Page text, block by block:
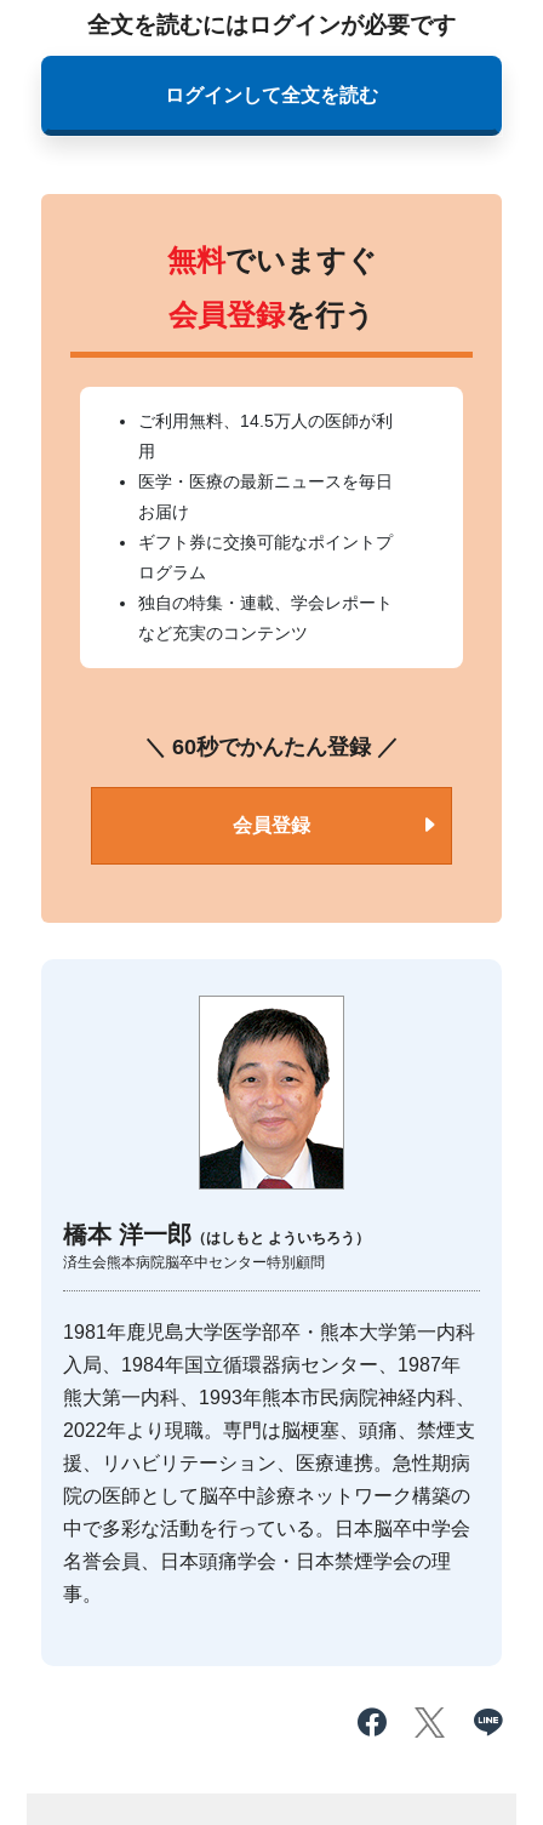
全文を読むにはログインが必要です
ログインして全文を読む
無料でいますぐ
会員登録を行う
ご利用無料、14.5万人の医師が利
用
医学・医療の最新ニュースを毎日
お届け
ギフト券に交換可能なポイントプ
ログラム
独自の特集・連載、学会レポート
など充実のコンテンツ
＼ 60秒でかんたん登録 ／
会員登録
橋本 洋一郎 （はしもと よういちろう）
済生会熊本病院脳卒中センター特別顧問
1981年鹿児島大学医学部卒・熊本大学第一内科
入局、1984年国立循環器病センター、1987年
熊大第一内科、1993年熊本市民病院神経内科、
2022年より現職。専門は脳梗塞、頭痛、禁煙支
援、リハビリテーション、医療連携。急性期病
院の医師として脳卒中診療ネットワーク構築の
中で多彩な活動を行っている。日本脳卒中学会
名誉会員、日本頭痛学会・日本禁煙学会の理
事。